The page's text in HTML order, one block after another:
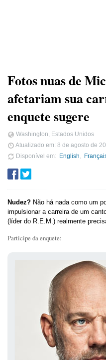
Fotos nuas de
afetariam sua
enquete sugere
Washington, Estados Unidos
Atualizado em: 8 de agosto de
Disponível em
English
Nudez? Não há nada como um
impulsionar a carreira de um
(líder do R.E.M.) realmente
Participe da enquete: